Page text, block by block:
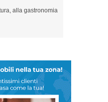
alla gastronomia